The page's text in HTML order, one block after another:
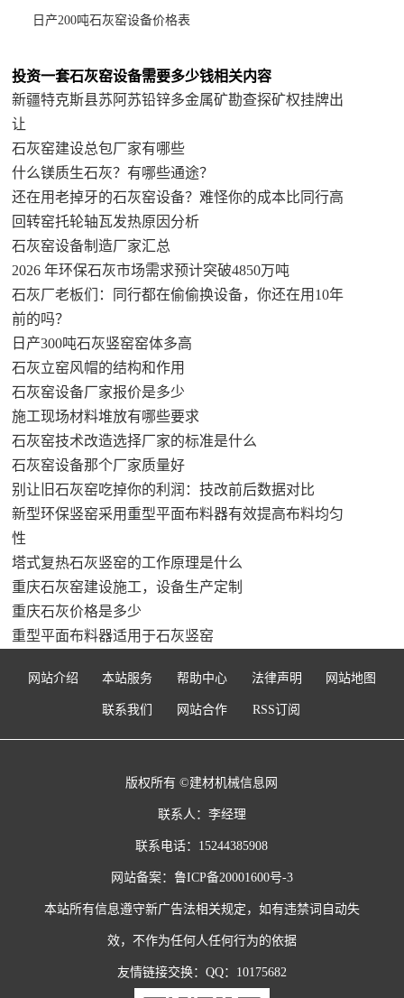
日产200吨石灰窑设备价格表
投资一套石灰窑设备需要多少钱相关内容
新疆特克斯县苏阿苏铅锌多金属矿勘查探矿权挂牌出
让
石灰窑建设总包厂家有哪些
什么镁质生石灰？有哪些通途？
还在用老掉牙的石灰窑设备？难怪你的成本比同行高
回转窑托轮轴瓦发热原因分析
石灰窑设备制造厂家汇总
2026 年环保石灰市场需求预计突破4850万吨
石灰厂老板们：同行都在偷偷换设备，你还在用10年
前的吗？
日产300吨石灰竖窑窑体多高
石灰立窑风帽的结构和作用
石灰窑设备厂家报价是多少
施工现场材料堆放有哪些要求
石灰窑技术改造选择厂家的标准是什么
石灰窑设备那个厂家质量好
别让旧石灰窑吃掉你的利润：技改前后数据对比
新型环保竖窑采用重型平面布料器有效提高布料均匀
性
塔式复热石灰竖窑的工作原理是什么
重庆石灰窑建设施工，设备生产定制
重庆石灰价格是多少
重型平面布料器适用于石灰竖窑
网站介绍 本站服务 帮助中心 法律声明 网站地图
联系我们 网站合作 RSS订阅
版权所有 ©建材机械信息网
联系人：李经理
联系电话：15244385908
网站备案： 鲁ICP备20001600号-3
本站所有信息遵守新广告法相关规定，如有违禁词自动失
效，不作为任何人任何行为的依据
友情链接交换：QQ：10175682